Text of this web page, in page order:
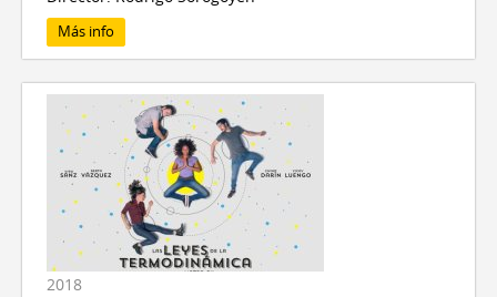
Más info
2018